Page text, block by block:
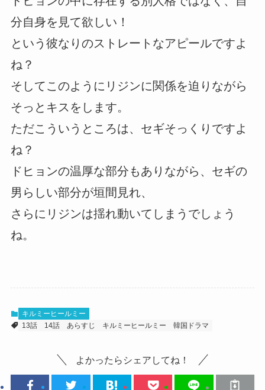
分自身を見て欲しい！
という彼なりのストレートなアピールですよ
ね？
そしてこのようにリジンに関係を迫りながら
そっとキスをします。
ただこういうところは、セギそっくりですよ
ね？
ドヒョンの温厚な部分もありながら、セギの
男らしい部分が垣間見れ、
さらにリジンは揺れ動いてしまうでしょう
ね。
キルミーヒールミー
13話
14話 あらすじ キルミーヒールミー 韓国ドラマ
よかったらシェアしてね！